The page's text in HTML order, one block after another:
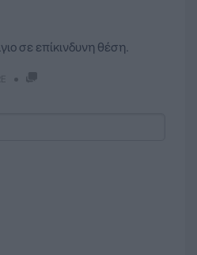
σε επίκινδυνη θέση.